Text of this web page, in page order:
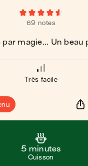
69 notes
par magie... Un beau
Très facile
5 minutes
Cuisson